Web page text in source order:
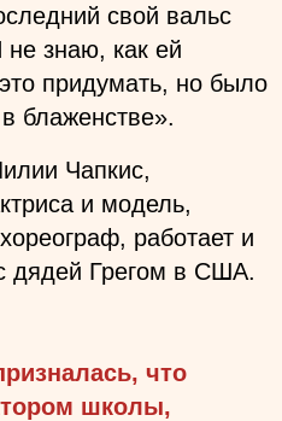
свой вальс
знаю, как ей
придумать, но было
блаженстве».
Чапкис,
и модель,
работает и
дядей Грегом в США.
что
школы,